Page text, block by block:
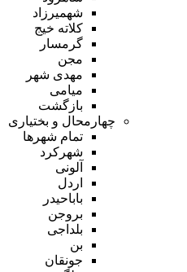
شهمیرزاد
کلاته خیج
گرمسار
مجن
مهدی شهر
میامی
بازگشت
چهارمحال و بختیاری
تمام شهر‌ها
شهرکرد
آلونی
اردل
باباحیدر
بروجن
بلداجی
بن
جونقان